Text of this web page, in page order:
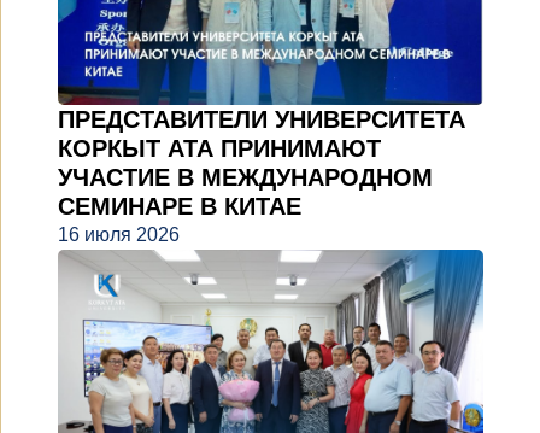
ПРЕДСТАВИТЕЛИ УНИВЕРСИТЕТА
КОРКЫТ АТА ПРИНИМАЮТ
УЧАСТИЕ В МЕЖДУНАРОДНОМ
СЕМИНАРЕ В КИТАЕ
16 июля 2026